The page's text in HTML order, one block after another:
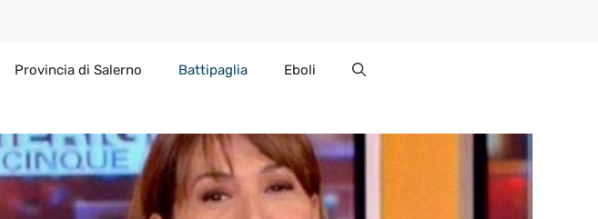
Provincia di Salerno Battipaglia Eboli